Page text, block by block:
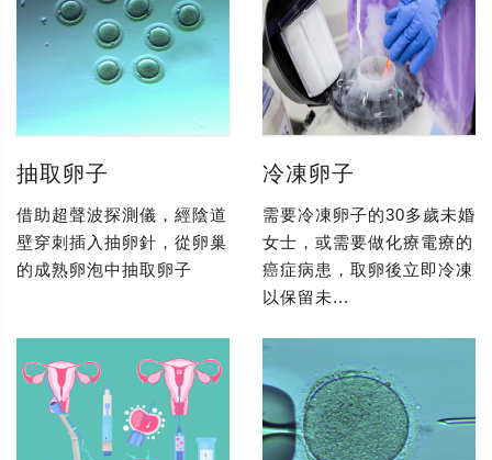
抽取卵子
借助超聲波探測儀，經陰道
壁穿刺插入抽卵針，從卵巢
的成熟卵泡中抽取卵子
冷凍卵子
需要冷凍卵子的30多歲未婚
女士，或需要做化療電療的
癌症病患，取卵後立即冷凍
以保留未...